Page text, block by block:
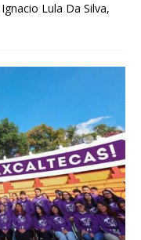
Lula Da Silva,